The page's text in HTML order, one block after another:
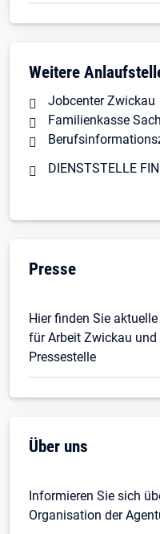
Weitere
Jobcenter Zwickau
Familienkasse
DIENSTSTELLE
Presse
Hier finden Sie
für Arbeit Zwickau
Pressestelle
Über uns
Informieren Sie sich
Organisation der